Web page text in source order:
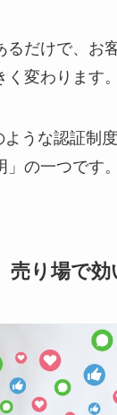
るだけで、お
変わります。
うな認証制
の一つです。
売り場で